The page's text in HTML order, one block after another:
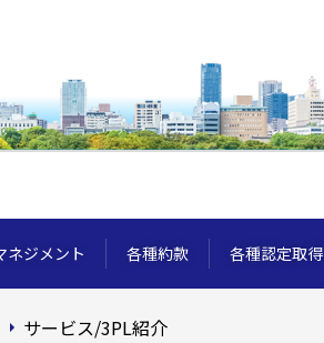
ネジメント 各種約款 各種認定取得
サービス/3PL紹介